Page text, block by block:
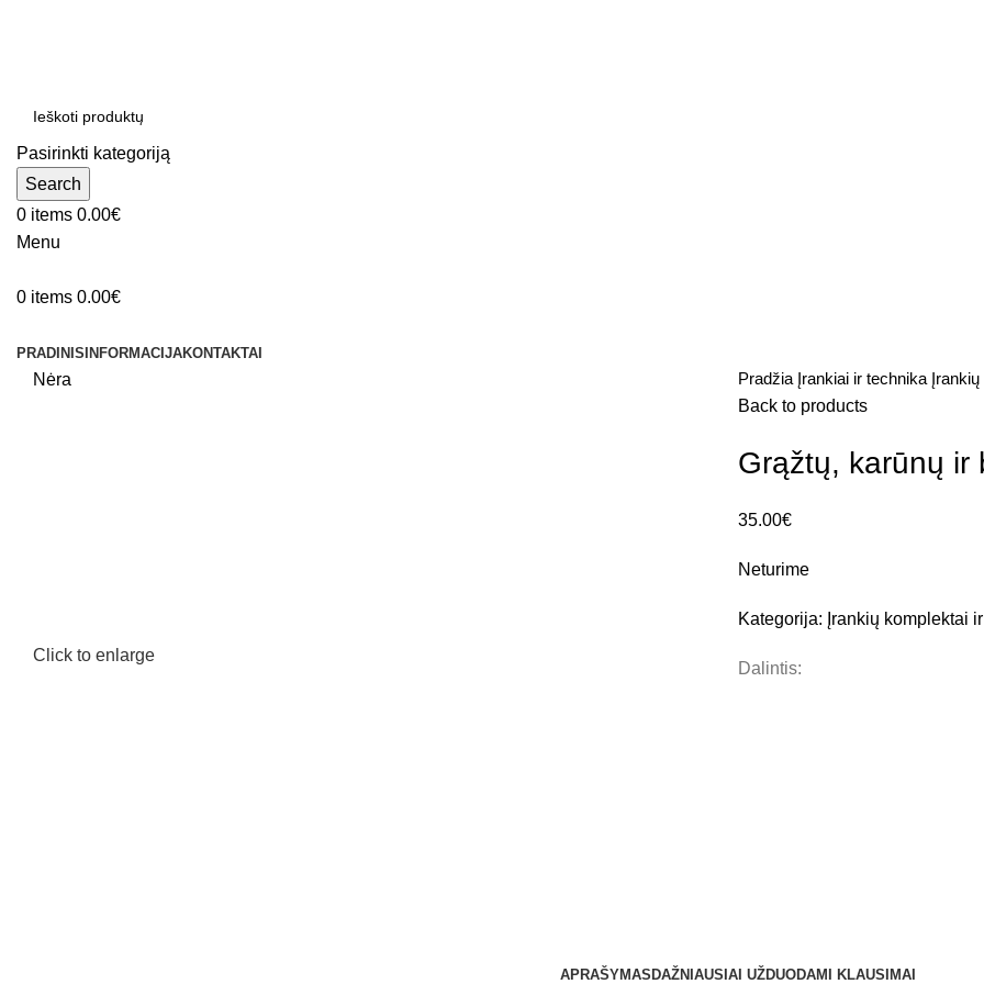
Pasirinkti kategoriją
Search
0 items 0.00€
Menu
0 items 0.00€
PRADINIS INFORMACIJAKONTAKTAI
Nėra
Click to enlarge
Pradžia Įrankiai ir technika
Back to products
Grąžtų, karūnų ir
35.00€
Neturime
Kategorija: Įrankių komplektai
Dalintis:
APRAŠYMAS DAŽNIAUSIAI UŽDUODAMI KLAUSIMAI